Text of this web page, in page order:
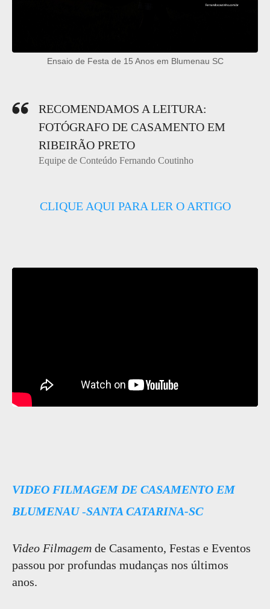
Ensaio de Festa de 15 Anos em Blumenau SC
RECOMENDAMOS A LEITURA:
FOTÓGRAFO DE CASAMENTO EM
RIBEIRÃO PRETO
Equipe de Conteúdo Fernando Coutinho
CLIQUE AQUI PARA LER O ARTIGO
VIDEO FILMAGEM DE CASAMENTO EM
BLUMENAU-SANTA CATARINA-SC
Video Filmagem de Casamento, Festas e Eventos
passou por profundas mudanças nos últimos
anos.